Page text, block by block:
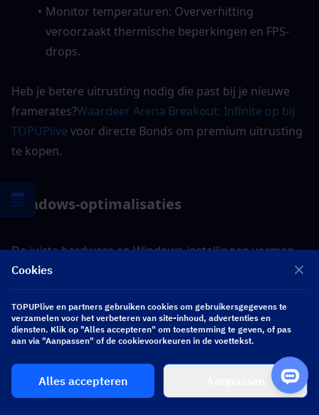
Monitor temperaturen: Oververhitting
veroorzaakt thermische beperkingen en FPS-
drops.
Heb je betere uitrusting nodig die past bij je nieuwe
framerates?Waardeer Arena Breakout: Infinite op bij
TOPUPlive voor directe Bonds om premium uitrusting
te kopen.
Windows-optimalisaties
De juiste hardware en Windows-instellingen vormen
de basis voor een soepele gameplay. Naast de
instellingen in de game zelf biedt Windows
verschillende prestatieverbeteringen:
Schakel de Gamemodus in:
1. Druk op de Windows-toets + I om Instellingen te
openen
Cookies
TOPUPlive en partners gebruiken cookies om gebruikersgegevens te
verzamelen voor het verbeteren van site-inhoud, advertenties en
diensten. Klik op "Alles accepteren" om toestemming te geven, of pas
aan via "Aanpassen" of de cookievoorkeuren in de voettekst.
Alles accepteren